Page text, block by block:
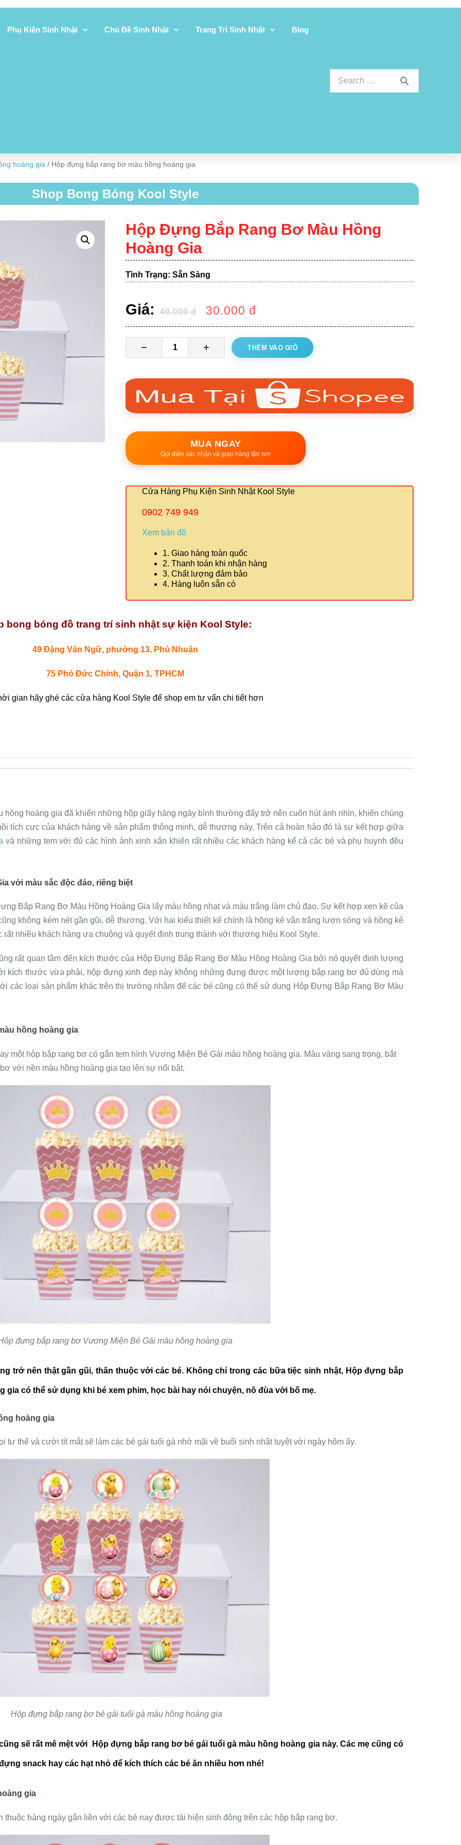
Phụ Kiện Sinh Nhật Chủ Đề Sinh Nhật Trang Trí Sinh Nhật Blog
hoàng gia / Hộp đựng bắp rang bơ màu hồng hoàng gia
Shop Bong Bóng Kool Style
Hộp Đựng Bắp Rang Bơ Màu Hồng
Hoàng Gia
Tình Trạng: Sẵn Sàng
Giá: 40.000đ 30.000 đ
THÊM VÀO GIỎ
MUA NGAY
Gọi điện xác nhận và giao hàng tận nơi
Cửa Hàng Phụ Kiện Sinh Nhật Kool Style
0902 749 949
Xem bản đồ
1. Giao hàng toàn quốc
2. Thanh toán khi nhận hàng
3. Chất lượng đảm bảo
4. Hàng luôn sẵn có
bong bóng đồ trang trí sinh nhật sự kiện Kool Style:
49 Đặng Văn Ngữ, phường 13, Phú Nhuận
75 Phó Đức Chính, Quận 1, TPHCM
gian hãy ghé các cửa hàng Kool Style để shop em tư vấn chi tiết hơn
hoàng gia đã khiến những hộp giấy hàng ngày bình thường đấy trở nên cuốn hút ánh nhìn, khiến chúng
tích cực của khách hàng về sản phẩm thông minh, dễ thương này. Trên cả hoàn hảo đó là sự kết hợp giữa
và những tem với đủ các hình ảnh xinh xắn khiến rất nhiều các khách hàng kể cả các bé và phụ huynh đều
với màu sắc độc đáo, riêng biệt
Bắp Rang Bơ Màu Hồng Hoàng Gia lấy màu hồng nhạt và màu trắng làm chủ đạo. Sự kết hợp xen kẽ của
không kém nét gần gũi, dễ thương. Với hai kiểu thiết kế chính là hồng kẻ vân trắng lượn sóng và hồng kẻ
nhiều khách hàng ưa chuộng và quyết định trung thành với thương hiệu Kool Style.
rất quan tâm đến kích thước của Hộp Đựng Bắp Rang Bơ Màu Hồng Hoàng Gia bởi nó quyết định lượng
kích thước vừa phải, hộp đựng xinh đẹp này không những đựng được một lượng bắp rang bơ đủ dùng mà
các loại sản phẩm khác trên thị trường nhằm để các bé cũng có thể sử dụng Hộp Đựng Bắp Rang Bơ Màu
hồng hoàng gia
một hộp bắp rang bơ có gắn tem hình Vương Miện Bé Gái màu hồng hoàng gia. Màu vàng sang trọng, bắt
với nền màu hồng hoàng gia tạo lên sự nổi bật.
đựng bắp rang bơ Vương Miện Bé Gái màu hồng hoàng gia
trở nên thật gần gũi, thân thuộc với các bé. Không chỉ trong các bữa tiệc sinh nhật, Hộp đựng bắp
gia có thể sử dụng khi bé xem phim, học bài hay nói chuyện, nô đùa với bố mẹ.
hoàng gia
tư thế và cười tít mắt sẽ làm các bé gái tuổi gà nhớ mãi về buổi sinh nhật tuyệt vời ngày hôm ấy.
Hộp đựng bắp rang bơ bé gái tuổi gà màu hồng hoàng gia
sẽ rất mê mệt với Hộp đựng bắp rang bơ bé gái tuổi gà màu hồng hoàng gia này. Các mẹ cũng có
snack hay các hạt nhỏ để kích thích các bé ăn nhiều hơn nhé!
gia
thuộc hàng ngày gắn liền với các bé nay được tái hiện sinh động trên các hộp bắp rang bơ.